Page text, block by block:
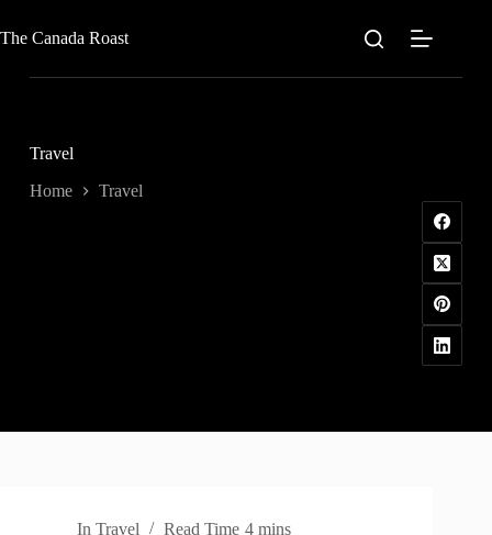
to
content
The Canada Roast
Travel
Home Travel
In Travel Read Time 4 mins